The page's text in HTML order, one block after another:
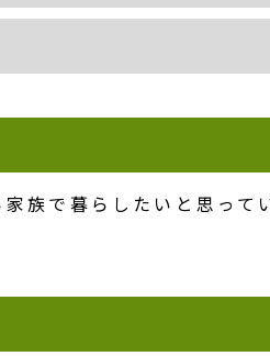
族で暮らしたいと思って